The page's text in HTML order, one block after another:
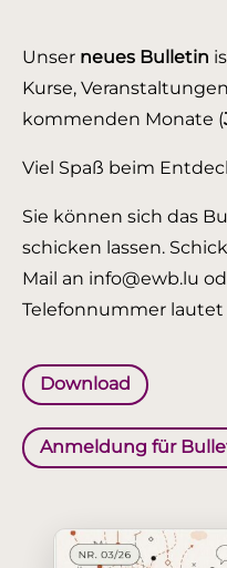
Unser neues Bulletin
Kurse,
kommenden Monate (
Viel Spaß beim
Sie können sich das
schicken lassen.
Mail an info@ewb.lu
Telefonnummer lautet
Download
Anmeldung für